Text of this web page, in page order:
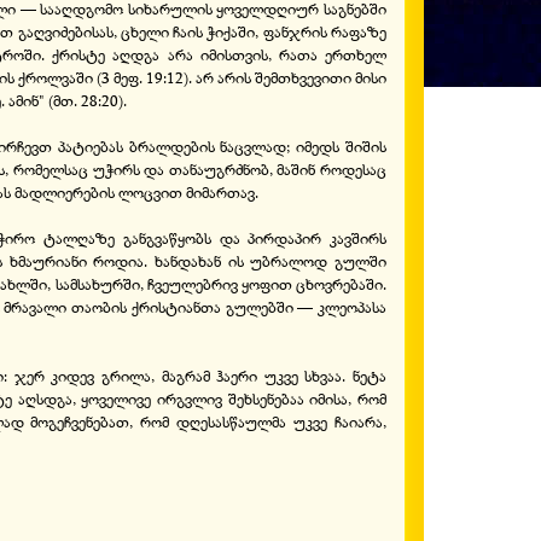
— სააღდგომო სიხარულის ყოველდღიურ საგნებში
ცხელი ჩაის ჭიქაში, ფანჯრის რაფაზე
ქრისტე აღდგა არა იმისთვის, რათა ერთხელ
(3 მეფ. 19:12). არ არის შემთხვევითი მისი
(მთ. 28:20).
პატიებას ბრალდების ნაცვლად; იმედს შიშის
რომელსაც უჭირს და თანაუგრძნობ, მაშინ როდესაც
მადლიერების ლოცვით მიმართავ.
ტალღაზე განგვაწყობს და პირდაპირ კავშირს
ხმაურიანი როდია. ხანდახან ის უბრალოდ გულში
სამსახურში, ჩვეულებრივ ყოფით ცხოვრებაში.
თაობის ქრისტიანთა გულებში — კლეოპასა
ჯერ კიდევ გრილა, მაგრამ ჰაერი უკვე სხვაა. ნეტა
ყოველივე ირგვლივ შეხსენებაა იმისა, რომ
რომ დღესასწაულმა უკვე ჩაიარა,